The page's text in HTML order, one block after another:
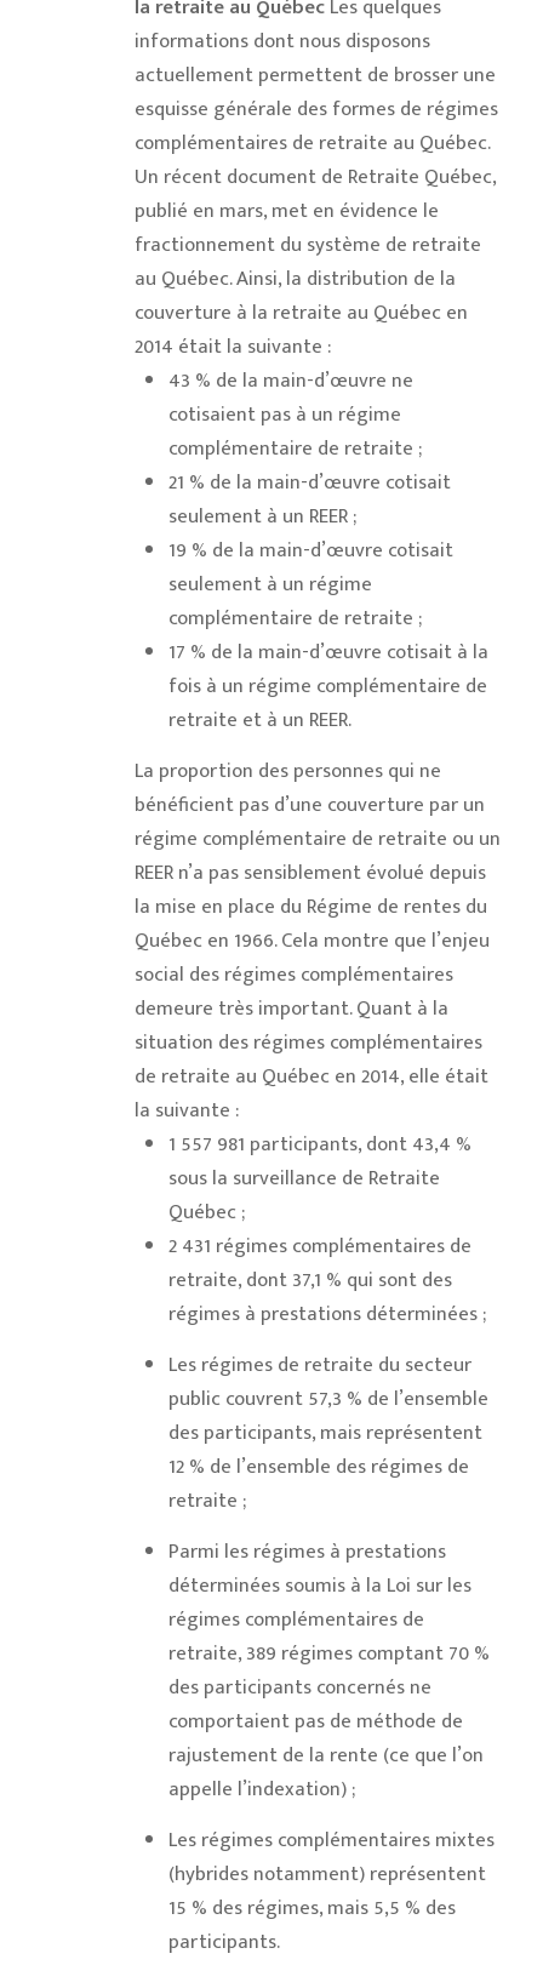
la retraite au QuébecLes quelques
informations dont nous disposons
actuellement permettent de brosser une
esquisse générale des formes de régimes
complémentaires de retraite au Québec.
Un récent document de Retraite Québec,
publié en mars, met en évidence le
fractionnement du système de retraite
au Québec. Ainsi, la distribution de la
couverture à la retraite au Québec en
2014 était la suivante :
43 % de la main-d’œuvre ne
cotisaient pas à un régime
complémentaire de retraite ;
21 % de la main-d’œuvre cotisait
seulement à un REER ;
19 % de la main-d’œuvre cotisait
seulement à un régime
complémentaire de retraite ;
17 % de la main-d’œuvre cotisait à la
fois à un régime complémentaire de
retraite et à un REER.
La proportion des personnes qui ne
bénéficient pas d’une couverture par un
régime complémentaire de retraite ou un
REER n’a pas sensiblement évolué depuis
la mise en place du Régime de rentes du
Québec en 1966. Cela montre que l’enjeu
social des régimes complémentaires
demeure très important. Quant à la
situation des régimes complémentaires
de retraite au Québec en 2014, elle était
la suivante :
1 557 981 participants, dont 43,4 %
sous la surveillance de Retraite
Québec ;
2 431 régimes complémentaires de
retraite, dont 37,1 % qui sont des
régimes à prestations déterminées ;
Les régimes de retraite du secteur
public couvrent 57,3 % de l’ensemble
des participants, mais représentent
12 % de l’ensemble des régimes de
retraite ;
Parmi les régimes à prestations
déterminées soumis à la Loi sur les
régimes complémentaires de
retraite, 389 régimes comptant 70 %
des participants concernés ne
comportaient pas de méthode de
rajustement de la rente (ce que l’on
appelle l’indexation) ;
Les régimes complémentaires mixtes
(hybrides notamment) représentent
15 % des régimes, mais 5,5 % des
participants.